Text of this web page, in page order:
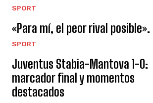
SPORT
«Para mí, el peor rival posible».
SPORT
Juventus Stabia-Mantova 1-0:
marcador final y momentos
destacados